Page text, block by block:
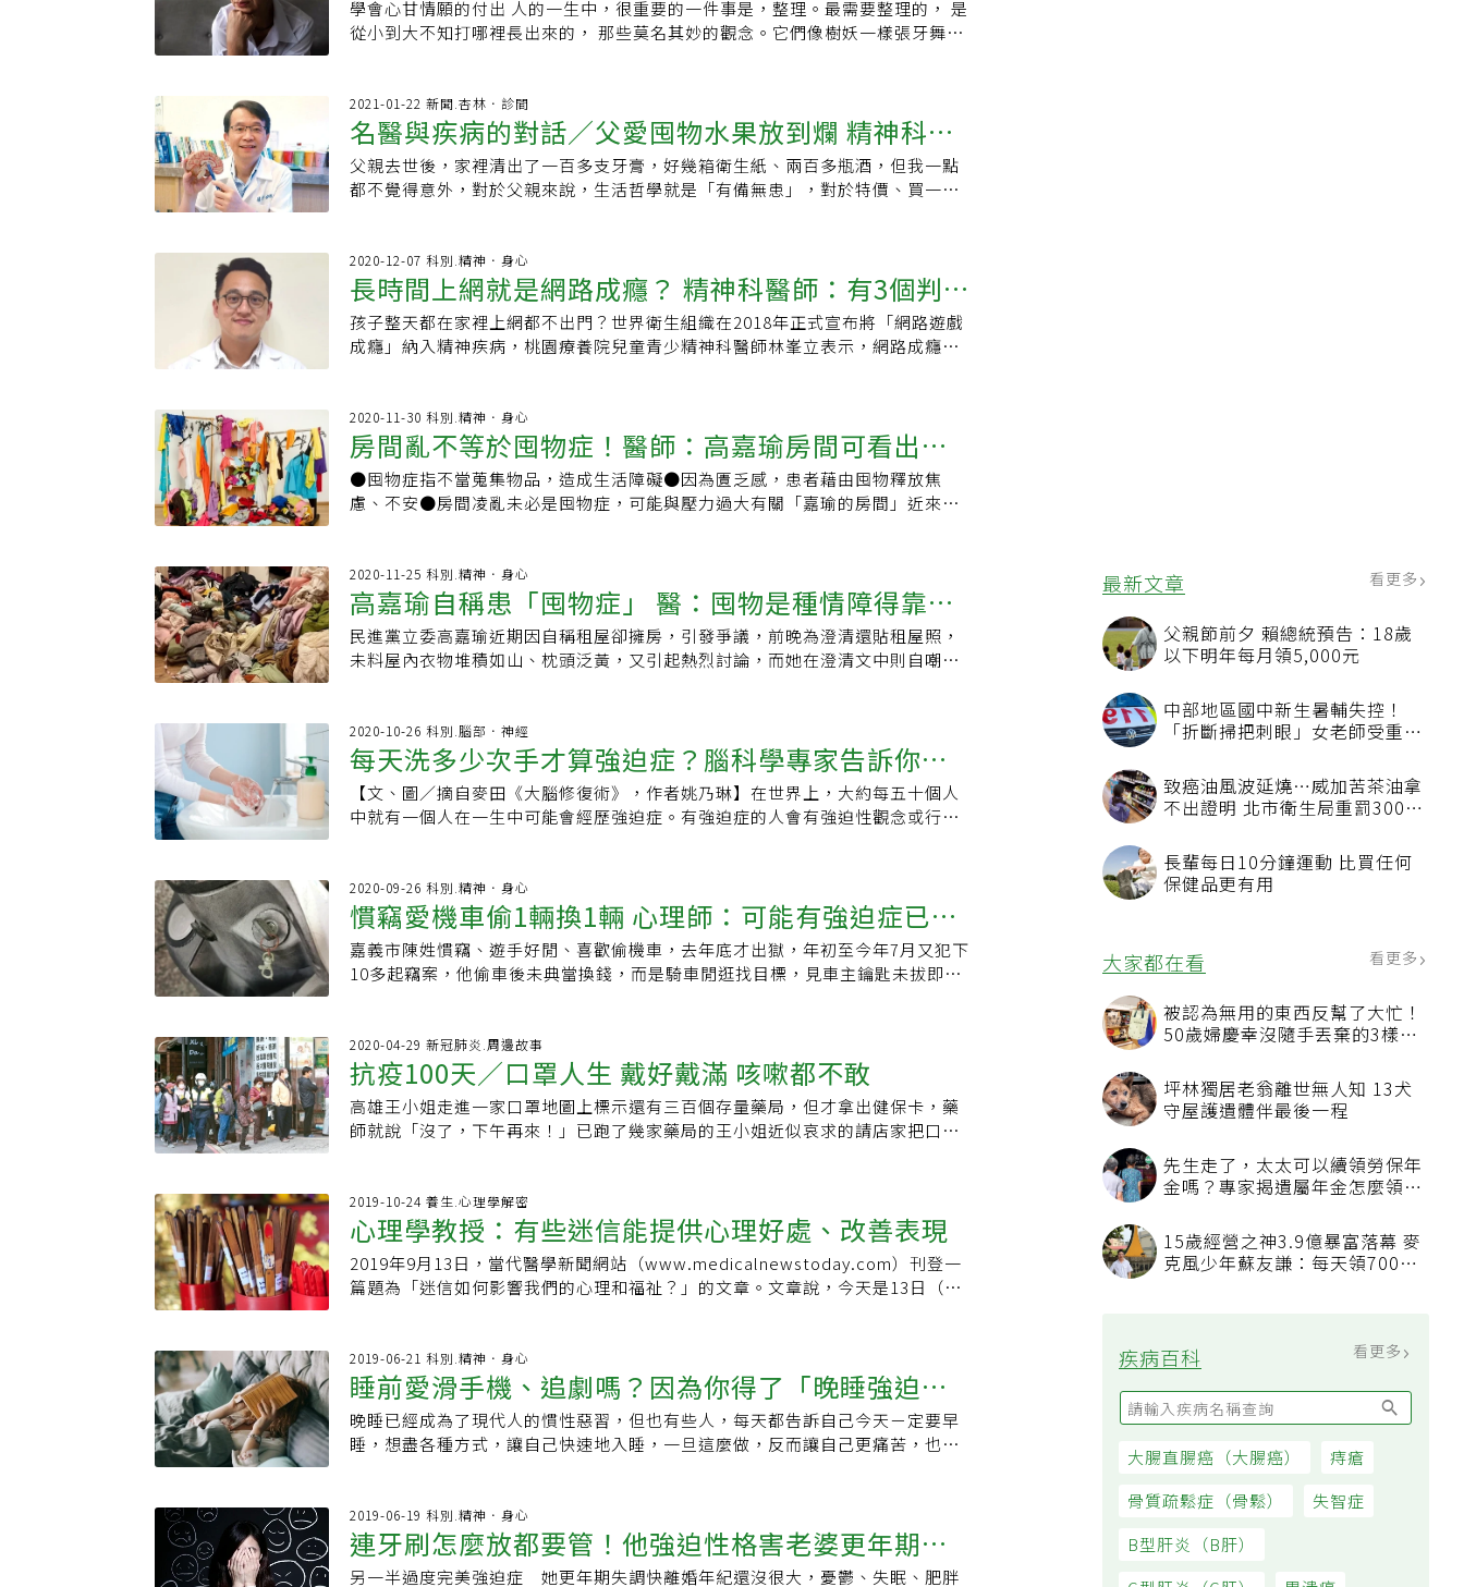
最新文章 看更多
父親節前夕 賴總統預告：18歲
以下明年每月領5,000元
中部地區國中新生暑輔失控！
「折斷掃把刺眼」女老師受重傷
致癌油風波延燒…威加苦茶油拿
不出證明 北市衛生局重罰300萬
長輩每日10分鐘運動 比買任何
保健品更有用
大家都在看 看更多
被認為無用的東西反幫了大忙！
50歲婦慶幸沒隨手丟棄的3樣物
坪林獨居老翁離世無人知 13犬
守屋護遺體伴最後一程
先生走了，太太可以續領勞保年
金嗎？專家揭遺屬年金怎麼領，
15歲經營之神3.9億暴富落幕 麥
克風少年蘇友謙：每天領700元
疾病百科 看更多
大腸直腸癌（大腸癌）
痔瘡
骨質疏鬆症（骨鬆）
失智症
B型肝炎（B肝）
受疫情，交通等因素中斷，有機會克服台灣醫療資源不均的困境，擴展治療的可
及性。儘管與實體面談有所不同，但它逐漸成為精神醫療體系不可或缺的一環。
謝謝你總是想著大家，其他我們讓有需要的人用，這幾家也需要這個東西，你選
✔情境四：冰箱很滿（這題最難）▶ 瞭解留的原因：隨時有人回來，要煮給大家
吃。▶ 說法1：媽～謝謝你每次讓我回來都有東西吃，冰箱很滿，我（或是她疼
愛的孫輩）最近吃了肚子痛，我們大家已經說好，回來以後都會提前三天跟你
說，你再安排時間去採買好嗎？▶ 看見優勢1： 找到媽媽塞滿冰箱的關鍵原因－
想煮給孩子們吃，是因為愛，如果吃了會鬧肚子痛，他也會心疼。▶ 說法2：媽
了！▶ 看見優勢2： 找到媽媽塞滿冰箱的關鍵原因－想煮給孩子們吃，是因為省
錢，如果明顯爛掉要清掉的，幫他計算實際數字，數據化會更有感，再連結疼愛
的孩子想吃好吃的食物。囤積的行為因為通常時間都是長期累積的習慣，要改變
是相對難的，給予時間，慢慢地去進行，降低壓力與脅迫性，同時，也幫長輩找
到新的生活重心，會有機會看見轉捩點，祝福每個家庭都能找到適合的相處模
狀、獎牌等，全都原封不動的珍藏著。精神科醫師楊聰財的父親在去世前也發生
便宜，購買一整堆賣相不佳的水果，開心地帶回家，但過多的水果無法吃完，造
成蚊蠅滋生，成了父親與家人間爭吵的導火線。楊聰財回憶，或許對於經歷過苦
日子的父親來說，生活哲學就是「有備無患」，對於特價、買一送一，幾乎沒有
抵抗力，只要便宜就買，連水果也是一樣。如何面對囤積症？先處理心情，再處
理環境居家整聊室創辦人鄭博元先前接受聯合報採訪時表示，每個家庭形成的囤
著手，包括觀察造成囤積的心理原因，搭配實際的5步驟來斷捨離，更有助於重拾
空間、養成舒心的環境。想要具體達成減少囤積物的方法，處理好病患的心情
後，可以透過這些原則來達成目的：原則一：從減少百分之三十左右的物件開始
做起。先不要一次清空，而是逐步完成，減少病患的心理衝擊。原則二：讓病患
品已經回到原位。「與心靈有約」主持人、心靈輔導老師王漪曾經撰文指出，學
習如何不要再把難捨之愛和未圓之夢，寄託在物質當中，並不是一門容易的功
課，但必須學，因為人終究要面對自己體力和時間的有限，能越早想通，就能越
接近自由。
於，自身「並不想做」，卻停不下來，因而受苦，形成惡性循環。醫學上還會加
上客觀條件，如果強迫行為在一天裡占據大於１小時以上，影響日常生活、人際
上公廁，曾有青少年因不敢上學校廁所而休學；二、整齊控：要求東西按順序、
成對擺放；三、禁忌想法：不斷出現暴力或傷害影像，會突然大叫大罵；四、憂
慮傷害：總是擔心災害會發生，例如不斷檢查瓦斯開關。哪些人是高風險群？唐
守志指出，通常是內顯性格的人，較容易難過、焦慮、孤單、負面思考；其次，
未治療的人，隨著生命歷程變化，2成會改善症狀，仍有8成不會好轉。而接受藥
物結合心理治療的人，約有3至6成的療效。最後唐守志表示，精神疾病需量身訂
做的客製化治療，目前藥物以抗憂鬱劑為主，劑量會比治療憂鬱或焦慮症強，治
療時間也較長，病人需耐心配合，至少三個月，才能判別藥物劑量是否有幫助。
而心理治療則採認知行為及精神動力取向治療，在研究上都有不錯療效。目前也
。胸悶、心悸...憂疫苗副作用小心變憂鬱症！ 醫揭「典型徵兆」：3類人最容易
發生
變這件事情的動機」；另外，也要遠離可能誘發成癮的人、事、物。而一般強迫
症會合併焦慮、憂慮，若是發現自己因為無法控制而產生焦慮的症狀，也可以適
工具。她也擔心，這樣的情況若一再發生，最後將導致大家不敢向諮商師或醫師
求助，反而錯過治療時機。
入，也毋須感到罪惡。只有少部份的人，會出現狂挖鼻孔的症狀，我們醫學給他
一個名稱叫「強制狂挖鼻孔」（Rhinotillexomania）。雖然人們通常會因為無
歷嚴重的壓力和焦慮，並養成咬指甲等其他習慣。強制狂挖鼻孔
（Rhinotillexomania）條件研究人員將強制狂挖鼻孔（Rhinotillexomania）歸
類為一種強迫症，可能屬於以身體為中心的重複行為障礙。要使挖鼻孔成為強制
狂挖鼻孔（Rhinotillexomania）必須滿足下列標準： - 狂挖鼻孔，佔用個人過多
作強制狂挖鼻孔（Rhinotillexomania）併發症大多數挖鼻屎的人往往會在抓癢或
擺脫任何鼻屎後立即停止。強制狂挖鼻孔（Rhinotillexomania）的人不會如此，
他們會反覆常出現：- 流鼻血 - 發生呼吸道感染的風險- 鼻中隔穿孔 - 發生鼻竇感
染的風險增加 為什麽會有強制狂挖鼻孔（Rhinotillexomania）？與大多數強迫
症的情況一樣，強制狂挖鼻孔（Rhinotillexomania）的原因很複雜，尚不完全清
們可能有一個父母或兄弟姐妹，他們可能沒有狂挖鼻孔（Rhinotillexomania），
但可能有其他狂抓皮膚的習慣。2.焦慮一些患有嚴重焦慮症的人，會養成狂抓皮
膚的習慣、狂挖鼻孔的習慣，在焦慮的情況下，挖鼻孔足以讓他們自己平靜下
來。 3.藥物某些藥物的副作用可能是導致以前沒有挖鼻病史的人突然出現狂挖鼻
項關於荷爾蒙變化，對女性狂抓皮膚的習慣的研究發現，在更年期時荷爾蒙的極
端變化，這種狂抓皮膚情況會惡化。怎麼處理？挖鼻孔通常不需要治療。然而，
狂挖鼻孔（Rhinotillexomania）可能有害，患有這種疾病的人通常需要得到幫助
才能停止挖鼻孔。1.減壓方式如果您的狂挖鼻孔（Rhinotillexomania）的原因是
嚴重的壓力，可尋找其他健康的方式減壓，比如運動、音樂，可以幫助阻止這種
加濕器。3.盡快處理鼻子疾病别忘了，過敏也會導致粘液的產生增加，從而導致
鼻屎增加。您可以找醫師，是否可服用非處方抗組胺藥來防止過敏升級。 4.藥物
目前還沒有藥物專門用於治療狂挖鼻孔（Rhinotillexomania）。但是，可以嘗試
某些用於治療強迫症相關疾病的藥物。如果該病症與另一種精神疾病（例如焦慮
Ooi MD MM PhD授權提供，未經同意，請勿任意轉載，原文請點此。
出強迫症」：你以為的付出其實只是為了這件事
學會心甘情願的付出 人的一生中，很重要的一件事是，整理。最需要整理的， 是
從小到大不知打哪裡長出來的， 那些莫名其妙的觀念。它們像樹妖一樣張牙舞
是對於「付出」 的一些想法， 自己竟得了「付出強迫症」， 嚴重到毫無自覺。
送丈夫去安養院，子女反對梧桐是一家公司的老闆， 勤奮能幹，不僅事業經營的
好，家中經濟與大小事也都由她一肩扛起，無怨無悔， 通通是她的責任。四十二
歲那一年， 先生中風， 沒一年癱瘓成植物人。公司家裡兩頭忙，梧桐想要送先生
去安養院，兩個子女都反對，都說願意照顧父親到辭世的那一天。梧桐不想讓孩
忙外，日子就在救護車「咿哦咿哦」中一天一天過了。梧桐的個性負責，即使先
生已無知覺，仍然盡心盡力地維持所有事情在軌道上，給孩子一個完好如初的
家，卻身心疲憊至極，十年後不幸罹癌，也倒了下來。想要證明自己很偉大梧桐
五十七歲時，先生走了，她為自己感到自由與輕鬆而有些愧疚，同時也感慨很
孩子證明，自己是令他們尊敬的好母親嗎？」就算都是，那又怎樣？這些證明，
值得綁住自己的人生，犧牲十五年的歲月與健康嗎？梧桐搖搖頭，頹喪的說，一
點都不值得！羨慕表妹勇敢放下後來， 表妹的先生也生病臥床，隨侍在側四年，
不堪負荷，便把先生送往安養院，自己則安排各種活動，像是學跳舞、出國旅
行，盡情享受人生。家族聚會時，親戚們私下竊竊私語， 批評表妹愛玩，未盡照
夫送到你們家，要的人請舉手！」親友們這才安靜下來，梧桐接著說，她很羨慕
表妹的勇氣，敢掙脫社會價值的枷鎖，不避諱別人的眼光，按照自己的意思過人
生，這才是對的做法。反倒是梧桐， 雖贏得好妻子的美名，卻累出病來，十五年
來沒有過一天好日子，是沒有意義的人生，她很後悔當初聽從孩子的話，沒跟隨
透過付出，一手掌握大小事，事事做到完美，贏得他人的讚美， 說她能幹會辦
事，說她犧牲奉獻好偉大， 說她是好妻子或好母親⋯⋯刷出存在感，也才感覺自
己值得被愛。「孩子小的時候，我不敢出國，因為他們一天都不能沒有我。」
「我再忙，都要煮晚餐、給孩子帶便當，因為他們吃不慣外面的食物。」「我再
累，都不能讓先生到安養院，因為他們不會像我照顧得如此無微不至。」現在梧
飯， 孩子也樂壞了， 愛吃什麼就吃什麼⋯⋯其實是梧桐依附這些角色， 透過付
出，掌握著家裡每位成員，從中獲得滿足感、成就感，卻把這些付出說成是為了
他們。沒有人可以逼你付出可是以前想不通，心裡很委屈，付出那麼多，家人不
是無感就是嫌煩，看不到對等的回報與感激之情，傷透梧桐的心，失望極了。有
就起了爭執。「我做這一切，都是為你好，怕你讀書太累，肚子會餓。」「可
是，我又沒有要妳做，是妳自己要做的。」到了這個年紀，梧桐才真正體認到，
在這世界上，沒有人可以逼迫自己去做什麼， 唯有自己。為家人付出，是出自於
關愛，是自己的選擇，在當下就完成了情感的平等交換。作家慕顏歌在《你的善
良必須有點鋒芒》一書裡談到，你不能以為你的「善行」就像錢存進銀行，別人
情結」 走不出來時，不妨按以下三點去想，減少犧牲感或委屈感，不再覺得別人
欠自己很多，怨歎沒有得到對等的回報。1.別人沒有要我們做那麼多，是我們自
己想為他們做。2.自己沒有那麼偉大，那是自己想的。3.如果付出讓自己感到委
屈，就不要付出。這一生，最值得付出的是自己， 別忘記也為自己做一些想做的
事。我們活得開心， 做任何事都心甘情願、歡歡喜喜，家人可以從情感糾葛中解
立老，不要孤獨老：人生的意義自己定義，走出自己的英雄之旅作者：洪雪珍出
版社：有方文化出版日期：2019/04/30作者簡介／洪雪珍政大新聞系、台大商學
所畢業。每十年轉換一次跑道，進行一趟英雄之旅，享受精彩豐富的人生。第一
個十年從事採訪與編輯的新聞工作，第二個十年轉入電台與報紙負責行銷與活動
領域，第三個十年為台灣人才尋找最適合的舞台。目前進到第四個十年，擁有多
經理，並為《商業周刊》、《今周刊》、《Cheers》等多家雜誌網站人氣專欄作
家。著有《你的強大，就是你的自由》、《哪有工作不委屈，不工作你會更委
屈》、《工作愈換愈好，得有這些本事》、《不乖勝出》等暢銷書。延伸閱讀：
2021-01-22 新聞.杏林．診間
名醫與疾病的對話／父愛囤物水果放到爛 精神科醫
師兒也沒轍
父親去世後，家裡清出了一百多支牙膏，好幾箱衛生紙、兩百多瓶酒，但我一點
都不覺得意外，對於父親來說，生活哲學就是「有備無患」，對於特價、買一送
水、整理快要壞掉的香蕉、蓮霧、芭樂，除賺錢餬口，水果應該是他一生最重要
的親密戰友。但父親退休後，水果卻成了家人的噩夢！他總是習慣在市場快收攤
時搶便宜，此時主客易位，換成他是殺價這一方，一輩子的職業訓練，他常能以
少少價錢買了一整堆賣相不佳的水果，開心地帶回家，這卻成了他與母親之間爭
吵的導火線。水果放到爛 兩老常爭吵因為家裡人口簡單，只剩兩老，怎可能吃得
電話要我回家拿水果，如果沒順從他的意思，就發飆生氣，但回老家，看到一桌
子快壞掉、不新鮮的水果，常忍不住說了幾句，「水果不是應該趁新鮮吃」，又
會引來老爹的不高興。「吵架絕對不是好辦法。」做兒子當然瞭解父親的個性，
從學理上來說，他應是典型的囤物癖患者，腦部前額葉或扣帶皮質等功能失調異
相關障礙，定義為「不當蒐集物品，且已造成生活障礙。」臨床觀察，絕大部分
囤物症患者均有悲慘的童年，生活貧苦、家裡經濟狀況極差，父親也不例外，十
歲時，他就沒了爸爸，無法繼續念書，只能在菜市場工作，一路苦過來，當然缺
乏安全感，成年後，罹患分離焦慮創傷，養成囤物習慣，藉此抒發壓力。熱愛比
價 拎回戰利品儘管兒子已經當了精神科醫師，收入還算不錯，但他還是依然故
總有一堆堆即將敗壞的水果，除了瀰漫一股酸味，且孳生果蠅，我母親當然難以
忍受，不斷爭吵，但他還是常往菜市場跑，拎回一袋袋「戰利品」。我多次居中
協調，甚至以精神科醫師身分來說教分析，提醒家父可否少買一點收攤前便宜水
果，但就算給父親再多的零用錢，叮嚀他買些新鮮的、漂亮的水果，吃完再買，
的牙膏、衛生紙，母親也懷念著那個就愛購買快壞掉的水果、廉價日用品，且會
跟她吵半天的固執老公。醫學辭典／囤物症囤物症是強迫症的一種，常會反覆囤
積相同物品。囤物症與腦部前額葉或扣帶皮質等功能失調有關，涉及到腦部運作
區塊，驅使其強迫一直出現「囤積」的重複行為，需要藥物調整血清素，使腦部
系統運作更加穩定。楊聰財小檔案現職：●楊聰才診所院長●三軍總醫院兼任主
●國軍精神醫學中心（國軍北投醫院）中校醫療部主任●輔仁大學醫學院醫學系
副教授●耕莘醫院精神科暨心理衛生中心主任
2020-12-07 科別.精神．身心
長時間上網就是網路成癮？ 精神科醫師：有3個判斷
標準
孩子整天都在家裡上網都不出門？世界衛生組織在2018年正式宣布將「網路遊戲
成癮」納入精神疾病，桃園療養院兒童青少精神科醫師林峯立表示，網路成癮在
子有網路成癮，怎麼辦？」、「醫生，我的孩子是不是網路成癮？要斷他網路，
竟然說要死給我看」、「整天都在家裡上網都不出門，這樣會不會有問題？」等
擔憂。林峯立指出，世界衛生組織（WHO）在2018年6月底正式宣布將「網路遊
戲成癮（Gaming disorder）」納入精神疾病，有3個判斷標準，包括失去控制、
日常生活受影響、持續一年的狀態，主要是孩子對網路遊戲「失控造成生活失
見，共病包含下列幾種精神疾病，如注意力不足過動症、憂鬱症、社交畏懼症、
其他物質濫用、強迫症及其他心理危險因子，例如低自尊、課業或工作壓力、家
庭關係不佳、人際關係不佳等。林峯立提及，網路成癮這個現象其實有積極面的
預警功能，可幫助家長及時介入處理上述的危險因子或疾病，每個孩子的情況各
大的問題在於「與人失去連結」，這個人不僅是同儕、老師，更是家人，先有良
好的親子關係，才有辦法協助孩子釐清，無論是討論生活目標、建立人際關係、
加強溝通技巧等，有良好的現實人際關係連結與實體社會活動參與，才是最佳解
方。
2020-11-30 科別.精神．身心
房間亂不等於囤物症！醫師：高嘉瑜房間可看出一
件事
●囤物症指不當蒐集物品，造成生活障礙●因為匱乏感，患者藉由囤物釋放焦
慮、不安●房間凌亂未必是囤物症，可能與壓力過大有關「嘉瑜的房間」近來引
房間照片來看，應不屬於囤物症，但確實看出壓力大，需要照顧好自己的身心健
康。女性通常為男性三倍三總精神科主治醫師楊聰財表示，囤物症（囤積症）自
2013年被納入「精神疾病診斷與統計手冊」，和拔毛症等屬於強迫疾病相關障
礙，其定義為不當蒐集物品，造成生活障礙。根據研究，囤物症有相當比率的患
者伴隨情緒障礙，如廣泛性焦慮症或是分離焦慮症等，女性通常為男性的三倍。
也是一種累積蒐集的習慣，但若把郵票整理乾淨，且財力足以負荷，都不構成生
活障礙。無意義一直蒐集東西而囤物症患者可能會無意義的一直蒐集東西，同一
種物品蒐集數十件，甚至沒有開箱，也無法「斷捨離」，診間常見患者一直囤
物，造成居家環境、公衛危害，或影響家人居住空間，這都是造成生活障礙。諮
西都不能扔，常見的是撿拾各種塑膠袋。腦部前額葉等功能失調楊聰財指出，囤
物症與腦部前額葉或扣帶皮質等功能失調有關，涉及到腦部運作區塊，驅使其強
迫一直出現「囤積」的重複行為，因此需要藥物調整血清素，使腦部系統運作更
加穩定。囤物症患者有相當比率伴有情緒障礙。林萃芬表示，有些患者因為匱乏
感，需要藉由「囤物」釋放焦慮、不安，減少對匱乏的恐懼。患者不一定是貧窮
蟑螂、發臭，被女兒帶來治療。林萃芬也說，從高嘉瑜房間堆滿東西的狀況看
來，不像是囤物症。但她提醒，從房間凌亂程度來看，還是可以看出高嘉瑜壓力
過大，沒有好好照顧自己的身心健康，應該尋求紓壓管道。楊聰財則表示，若懷
疑有囤物症，可尋求醫療協助，透過藥物、認知行為治療等方式改善。家人也必
衣物，泛黃的枕頭也引起關注。高聲稱已使用十年，捨不得丟。林萃芬表示，許
多人都有爛爛髒髒的娃娃或小被子，從小用到現在、捨不得丟，而這類物品通常
被稱做「過渡的客體」。林萃芬解釋，過渡的客體在小孩子成長發展中，通常是
為了轉移對媽媽的依戀，而將情感依附在玩偶或被子上，並將這些物品擬人化來
陪伴自己。久而久之，便需要撫摸或是聞上面的味道，才能獲得安全感、入睡。
2020-11-25 科別.精神．身心
高嘉瑜自稱患「囤物症」 醫：囤物是種情障得靠藥
物治療
民進黨立委高嘉瑜近期因自稱租屋卻擁房，引發爭議，前晚為澄清還貼租屋照，
未料屋內衣物堆積如山、枕頭泛黃，又引起熱烈討論，而她在澄清文中則自嘲是
被納入「精神疾病診斷與統計手冊」，和拔毛症等屬於強迫疾病相關障礙的一
種；其定義為不當收集物品，造成生活障礙。楊聰財說，根據研究，囤物症有相
當比例的患者伴隨情緒障礙，如廣泛性焦慮症或是分離焦慮症等，且女性通常為
男性的三倍。然而囤物症和節儉、懶惰如何區分？楊聰財表示，重點在於是否造
成主客觀的生活障礙。他以集郵為例，蒐集郵票也是一種累積搜集的習慣，但若
礙。另外，有些囤物症患者可能會沒有意義的一直蒐集東西，同一件物品蒐集數
十件，甚至沒有開箱，也無法「斷捨離」，而「懶惰」則不一定會沒有意義的蒐
集。治療方面，楊聰財表示，研究指出囤物症和腦部前額葉或扣帶皮質等功能失
調有關，涉及到腦部運作區塊，驅使其強迫一直出現「囤積」的重複行為，因此
躁焦慮，以降低囤物頻率。而家人也必須一起協助患者，幫忙列清單，盤點哪些
東西是真的可以不要在囤積了，也逐次減少的方式，幫助患者漸漸脫離囤物深
淵。
2020-10-26 科別.腦部．神經
每天洗多少次手才算強迫症？腦科學專家告訴你答
案
【文、圖／摘自麥田《大腦修復術》，作者姚乃琳】在世界上，大約每五十個人
中就有一個人在一生中可能會經歷強迫症。有強迫症的人會有強迫性觀念或行
症患者常持有強迫性想法，比如，覺得周圍混亂不堪，擔心親人會離世或有神祕
的力量會殺死自己或親人，等等。為了「避免」此類壞事發生，強迫症患者採取
一些重複的儀式性行為來降低自己的焦慮感，比如重複洗手、關門、數臺階、咬
指甲等。他們知道這些強迫性的想法和行為很荒唐，但卻控制不住自己，以至日
常生活受到嚴重影響。強迫症的重複行為和我們的日常習慣不同，可被視為過度
事物非常整潔、有規則，追求完美的狀態。強迫性行為包括：過分清潔，以精確
得近乎變態的方式來整理物品，反覆檢查（比如多次檢查門有沒有上鎖），強迫
性計數，等等。重複行為或者儀式行為並不完全等同於強迫症強迫症有兩個方面
的特點：一方面是有強烈的執迷衝動和想法，另一方面是採取儀式性行為來緩解
行為就是強迫症，生活中每個人都會有反覆確認一些事情的行為。有強迫症的人
和普通人最大的區別是，他們無法控制自己的強迫性想法和行為，即使知道這些
想法和行為超出了實際需求。強迫症患者每天至少會花一小時在強迫性思維或者
行為上，並且即使他們完成強迫性行為或者儀式，也不會覺得愉悅，而只是從焦
慮中得到暫時緩解罷了。真正的強迫症患者其實只占總人口的 2%。強迫症非常
作和社交，甚至可能導致他們患上嚴重的憂鬱症。要區分一個人是強迫症患者還
是只是有強迫傾向、喜歡一絲不苟生活的普通人，判斷標準是症狀的嚴重程度及
其對這個人生活的干擾程度。有一些強迫症患者還會有抽動障礙，叫做妥瑞氏症
或者抽動症（也叫抽動穢語症候群）。具體症狀是突然做一些重複性動作，比如
歲之後發病。強迫症的遺傳貢獻率是 25%左右，也就是說一個人患強迫症有四分
之一取決於遺傳因素，四分之三取決於環境因素。強迫症症狀可能會隨著時間的
流逝逐漸減輕或自動消失，但也有可能加重。童年時期受過虐待或者重大心理創
2020-09-26 科別.精神．身心
慣竊愛機車偷1輛換1輛 心理師：可能有強迫症已成
癮
嘉義市陳姓慣竊、遊手好閒、喜歡偷機車，去年底才出獄，年初至今年7月又犯下
10多起竊案，他偷車後未典當換錢，而是騎車閒逛找目標，見車主鑰匙未拔即換
心理師林姿吟說，慣竊是因為偷竊行為得逞，可得到成就及快感，並非實際對偷
得物品有迫切需要，所以有其心理成因，而非不懂法律規定，偷竊者無法控制自
己衝動，特別是在壓力情境下，這些壓力可能來自人際衝突、生活挫折，透過偷
竊成功的快感可抒解心裡不適，這種行為通常兒童或青少年就會出現。她說，臨
床上曾有國小高年級、品學兼優女學生，被媽媽發現鉛筆盒常出現新奇文具用
遭霸凌，想透過造成他人損失來報復對方。林姿吟說，找到問題根源，與家長及
導師討論改善班級霸凌情況，並指導女學生日後如何求助後，女孩偷竊行為即未
再出現。林姿吟建議，陳男可能有強迫症、偷東西有快感、已成癮了，不偷心裡
不舒服，和吸毒犯、性侵犯等都應接受心理處遇，而非只有監禁處罰。
2020-04-29 新冠肺炎.周邊故事
抗疫100天／口罩人生 戴好戴滿 咳嗽都不敢
高雄王小姐走進一家口罩地圖上標示還有三百個存量藥局，但才拿出健保卡，藥
師就說「沒了，下午再來！」已跑了幾家藥局的王小姐近似哀求的請店家把口罩
小姐覺得很委屈。做業務的張小姐因工作關係必須罩不離口，她說有次從高雄岡
山回市區沿路看口罩地圖，但每家藥局都顯示「○」，好不容易找到其中一家，
停好車走過去，藥局招牌燈熄了、鐵門拉下，「當下有點想哭！」還好她走回停
車處經過家小藥局，藥師不等她問就說還有口罩，「覺得好像中了樂透！」接著
一名婦人也買到了，興奮打手機說「買到了！買到了！」新冠疫情來襲，戴口罩
個節奏都不對了，好幾次想拿掉口罩，但爸爸說不戴口罩就不准上街舞課，親子
關係緊繃，希望討厭的肺炎疫情趕快走開。除了戴好戴滿的口罩人生，民眾行的
習慣也改變，許多人減少搭大眾運輸，能自己開車騎車就不坐公車、捷運、火
車，非得搭大眾運輸工具也盡量不吃不喝不說話。新北樹林高小姐平時搭火車通
敦睦艦確診官兵曾到板橋火車站，男友擔心她有交叉感染機會，現在上下班幾乎
都由男友接送。新北有小黃司機原本每天載女兒到台北上班後才開始載客，疫情
爆發後，避免感染，乾脆不跑車，每天僅載送女兒上下班，否則不慎染疫，全家
2019-10-24 養生.心理學解密
心理學教授：有些迷信能提供心理好處、改善表現
2019年9月13日，當代醫學新聞網站（www.medicalnewstoday.com）刊登一
篇題為「迷信如何影響我們的心理和福祉？」的文章。文章說，今天是13日（星
層。而且，一些旅館和醫院也不設13號病房。大多數人都知道這些信念是不合理
的，但人們仍然遵守。研究發現，之所以這樣做，是因為進行這種行為的人通常
會從中「得到安慰」。迷信 在美國相當普遍統計顯示，四分之一美國成年人認為
自己是這樣的。最近資料表明，年輕人比老年人更迷信。70%的美國學生把獲得
更好的學習成績寄託在運氣上。研究者通過當代醫學新聞網站的Spotlight功能，
能在沒有錢的情況下提供錢包。如果她灑了些鹽在外邊，就在她的左肩上再撒一
點鹽。有的讀者認為：「其中一些只是常識性的說法，例如不要破壞鏡子，可能
會因為碎片鋒利而割傷自己。但是它們轉化為一套規則，通常沒有明顯的原
2019-06-21 科別.精神．身心
睡前愛滑手機、追劇嗎？因為你得了「晚睡強迫
症」 戒除晚睡必學4招
晚睡已經成為了現代人的慣性惡習，但也有些人，每天都告訴自己今天ㄧ定要早
睡，想盡各種方式，讓自己快速地入睡，一旦這麼做，反而讓自己更痛苦，也算
懶。慣性晚睡的人，通常躺在床上後，就會安排更多腦袋活動時間，玩手遊、追
劇、追小說，一集追著一集跑，一頁追一下頁走，一級升了等下級永無止盡的夜
間活動，根本不知道幾點才能真的睡覺，這樣的腦袋活動，就是你失眠最大主
2019-06-19 科別.精神．身心
連牙刷怎麼放都要管！他強迫性格害老婆更年期失
另一半過度完美強迫症 她更年期失調快離婚年紀還沒很大，憂鬱、失眠、肥胖